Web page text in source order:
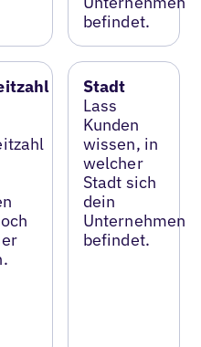
befindet.
Stadt
Lass
Kunden
wissen, in
welcher
Stadt sich
dein
Unternehmen
befindet.